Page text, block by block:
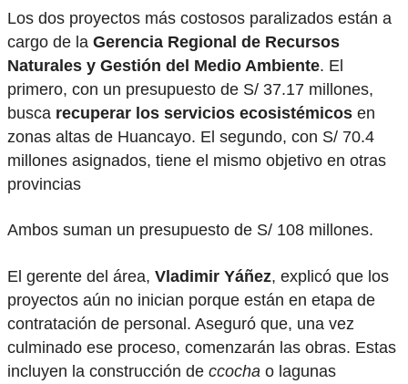
Los dos proyectos más costosos paralizados están a
cargo de la Gerencia Regional de Recursos
Naturales y Gestión del Medio Ambiente. El
primero, con un presupuesto de S/ 37.17 millones,
busca recuperar los servicios ecosistémicos en
zonas altas de Huancayo. El segundo, con S/ 70.4
millones asignados, tiene el mismo objetivo en otras
provincias
Ambos suman un presupuesto de S/ 108 millones.
El gerente del área, Vladimir Yáñez, explicó que los
proyectos aún no inician porque están en etapa de
contratación de personal. Aseguró que, una vez
culminado ese proceso, comenzarán las obras. Estas
incluyen la construcción de ccocha o lagunas